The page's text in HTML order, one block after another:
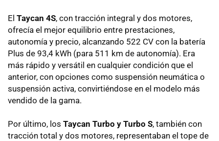
El Taycan 4S, con tracción integral y dos motores,
ofrecía el mejor equilibrio entre prestaciones,
autonomía y precio, alcanzando 522 CV con la batería
Plus de 93,4 kWh (para 511 km de autonomía). Era
más rápido y versátil en cualquier condición que el
anterior, con opciones como suspensión neumática o
suspensión activa, convirtiéndose en el modelo más
vendido de la gama.
Por último, los Taycan Turbo y Turbo S, también con
tracción total y dos motores, representaban el tope de